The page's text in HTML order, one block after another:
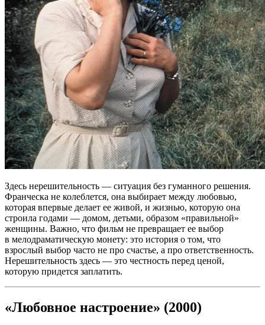
Здесь нерешительность — ситуация без гуманного решения.
Франческа не колеблется, она выбирает между любовью,
которая впервые делает ее живой, и жизнью, которую она
строила годами — домом, детьми, образом «правильной»
женщины. Важно, что фильм не превращает ее выбор
в мелодраматическую монету: это история о том, что
взрослый выбор часто не про счастье, а про ответственность.
Нерешительность здесь — это честность перед ценой,
которую придется заплатить.
«Любовное настроение» (2000)